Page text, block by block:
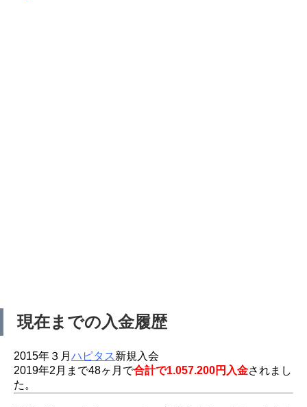
現在までの入金履歴
2015年３月 ハピタス新規入会
2019年2月まで48ヶ月で合計で1.057.200円入金されまし
た。